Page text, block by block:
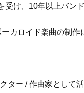
受け、10年以上バン
カロイド楽曲の制
ター / 作曲家として